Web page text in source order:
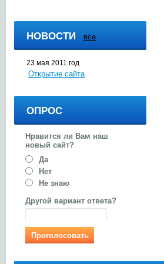
НОВОСТИ все
23 мая 2011 год
Открытие сайта
ОПРОС
Нравится ли Вам наш
новый сайт?
Да
Нет
Не знаю
Другой вариант ответа?